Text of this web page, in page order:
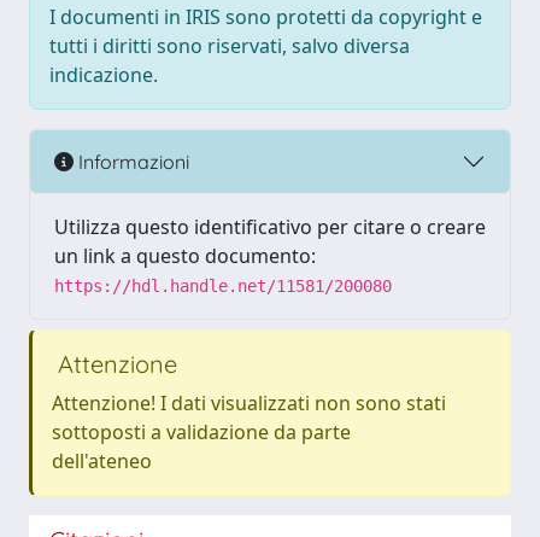
I documenti in IRIS sono protetti da copyright e
tutti i diritti sono riservati, salvo diversa
indicazione.
Informazioni
Utilizza questo identificativo per citare o creare
un link a questo documento:
https://hdl.handle.net/11581/200080
Attenzione
Attenzione! I dati visualizzati non sono stati
sottoposti a validazione da parte
dell'ateneo